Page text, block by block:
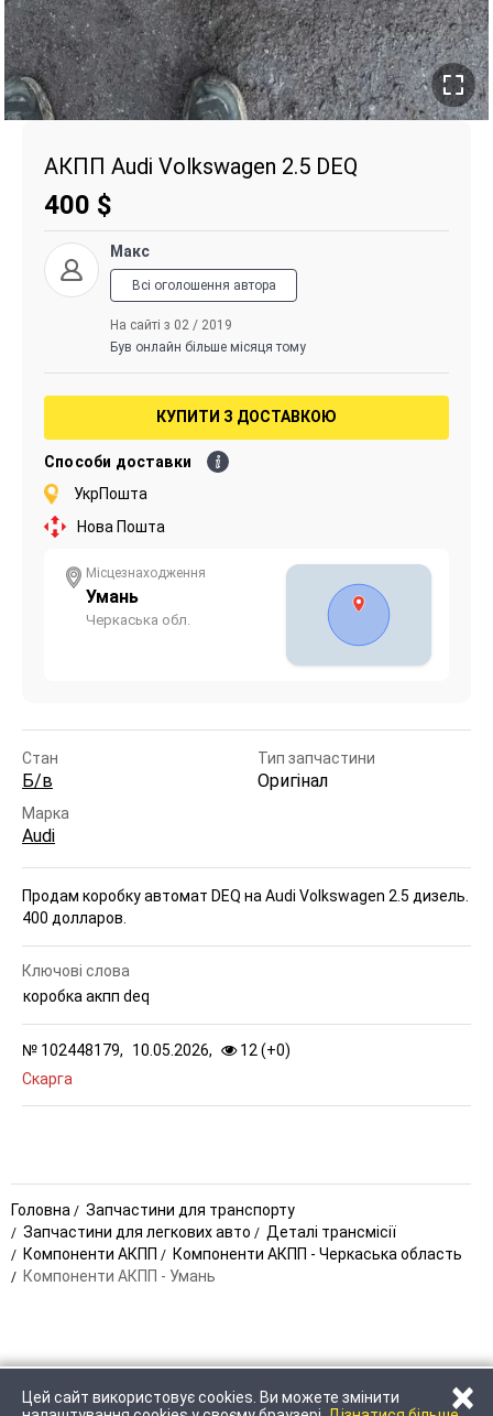
АКПП Audi Volkswagen 2.5 DEQ
400 $
Макс
Всі оголошення автора
На сайті з 02 / 2019
Був онлайн більше місяця тому
КУПИТИ З ДОСТАВКОЮ
Способи доставки
УкрПошта
Нова Пошта
Місцезнаходження
Умань
Черкаська обл.
Стан
Б/в
Тип запчастини
Оригінал
Марка
Audi
Продам коробку автомат DEQ на Audi Volkswagen 2.5 дизель.
400 долларов.
№ 102448179, 10.05.2026, 12 (+0)
Скарга
Ключові слова
коробка акпп deq
Головна
Запчастини для транспорту
Запчастини для легкових авто
Деталі трансмісії
Компоненти АКПП
Компоненти АКПП - Черкаська область
Компоненти АКПП - Умань
Цей сайт використовує cookies. Ви можете змінити
×
ЗАТЕЛЕФОНУВАТИ НАПИСАТИ